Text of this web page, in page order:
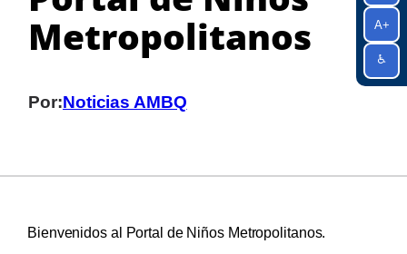
A+
♿
Metropolitanos
Por:Noticias AMBQ
Bienvenidos al Portal de Niños Metropolitanos.